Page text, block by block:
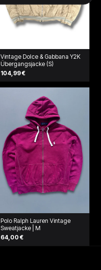
Vintage Dolce & Gabbana Y2K
Übergangsjacke (S)
104,99 €
Polo Ralph Lauren Vintage
Sweatjacke | M
64,00 €